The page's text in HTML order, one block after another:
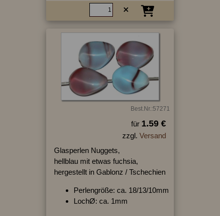
Best.Nr.:57271
für 1.59 €
zzgl. Versand
Glasperlen Nuggets,
hellblau mit etwas fuchsia,
hergestellt in Gablonz / Tschechien
Perlengröße: ca. 18/13/10mm
LochØ: ca. 1mm